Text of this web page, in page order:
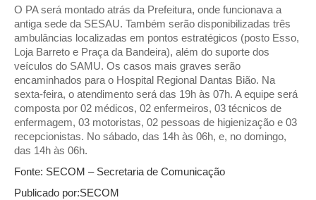
O PA será montado atrás da Prefeitura, onde funcionava a
antiga sede da SESAU. Também serão disponibilizadas três
ambulâncias localizadas em pontos estratégicos (posto Esso,
Loja Barreto e Praça da Bandeira), além do suporte dos
veículos do SAMU. Os casos mais graves serão
encaminhados para o Hospital Regional Dantas Bião. Na
sexta-feira, o atendimento será das 19h às 07h. A equipe será
composta por 02 médicos, 02 enfermeiros, 03 técnicos de
enfermagem, 03 motoristas, 02 pessoas de higienização e 03
recepcionistas. No sábado, das 14h às 06h, e, no domingo,
das 14h às 06h.
Fonte: SECOM – Secretaria de Comunicação
Publicado por:SECOM